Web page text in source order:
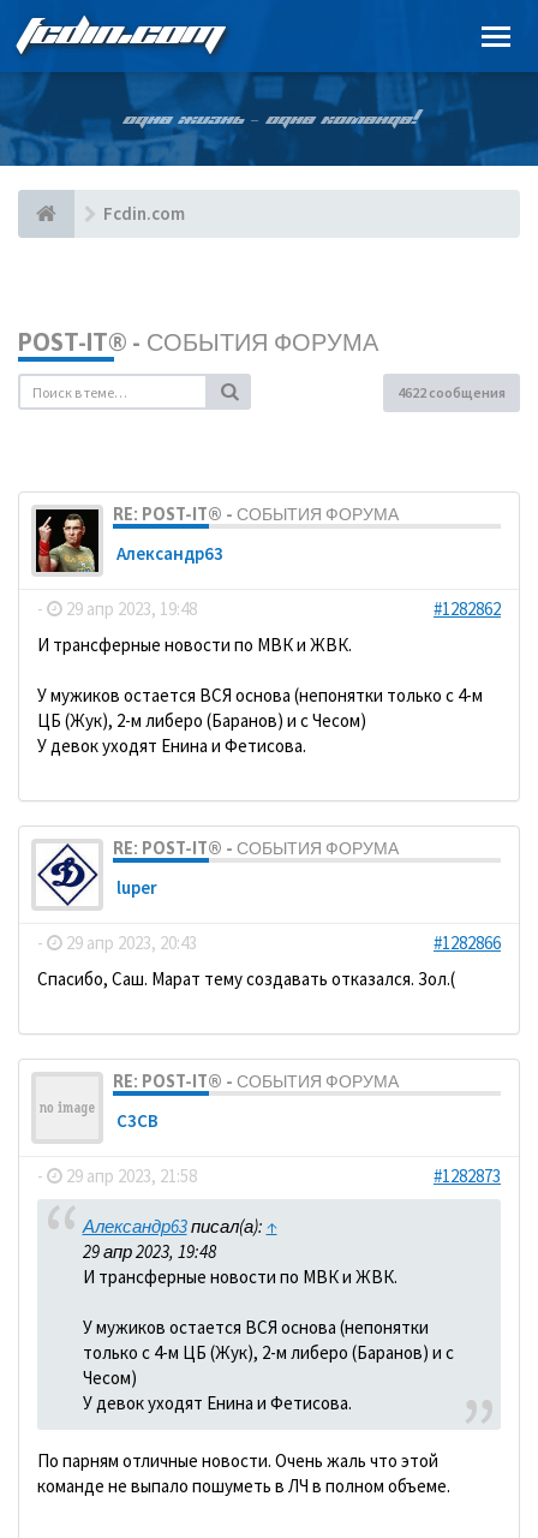
FCDIN.COM
ОДНА ЖИЗНЬ – ОДНА КОМАНДА!
Fcdin.com
POST-IT® - СОБЫТИЯ ФОРУМА
4622 сообщения
RE: POST-IT® - СОБЫТИЯ ФОРУМА
Александр63
- 29 апр 2023, 19:48
#1282862
И трансферные новости по МВК и ЖВК.
У мужиков остается ВСЯ основа (непонятки только с 4-м
ЦБ (Жук), 2-м либеро (Баранов) и с Чесом)
У девок уходят Енина и Фетисова.
RE: POST-IT® - СОБЫТИЯ ФОРУМА
luper
- 29 апр 2023, 20:43
#1282866
Спасибо, Саш. Марат тему создавать отказался. Зол.(
RE: POST-IT® - СОБЫТИЯ ФОРУМА
C3CB
- 29 апр 2023, 21:58 #1282873
Александр63писал(а): ↑
29 апр 2023, 19:48
И трансферные новости по МВК и ЖВК.
У мужиков остается ВСЯ основа (непонятки
только с 4-м ЦБ (Жук), 2-м либеро (Баранов) и с
Чесом)
У девок уходят Енина и Фетисова.
По парням отличные новости. Очень жаль что этой
команде не выпало пошуметь в ЛЧ в полном объеме.